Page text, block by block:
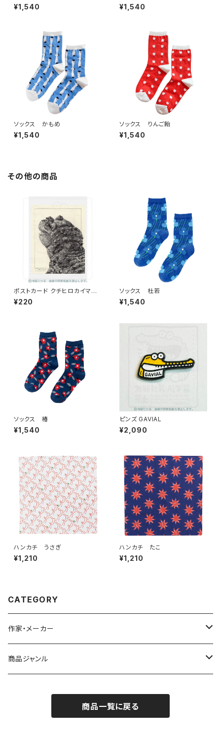
¥1,540 ¥1,540
ソックス かもめ
¥1,540
ソックス りんご飴
¥1,540
その他の商品
ポストカード クチヒロカイマン
の後頭部（悦び）
¥220
ソックス 杜若
¥1,540
ソックス 椿
¥1,540
ピンズ GAVIAL
¥2,090
ハンカチ うさぎ
¥1,210
ハンカチ たこ
¥1,210
CATEGORY
作家・メーカー
雨宮ひかる
商品ジャンル
シール／ステッカー
商品一覧に戻る